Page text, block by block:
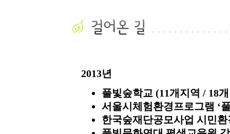
2013년
풀빛숲학교 (11개지역 / 18
서울시체험환경프로그램 ‘
한국숲재단공모사업 시민환